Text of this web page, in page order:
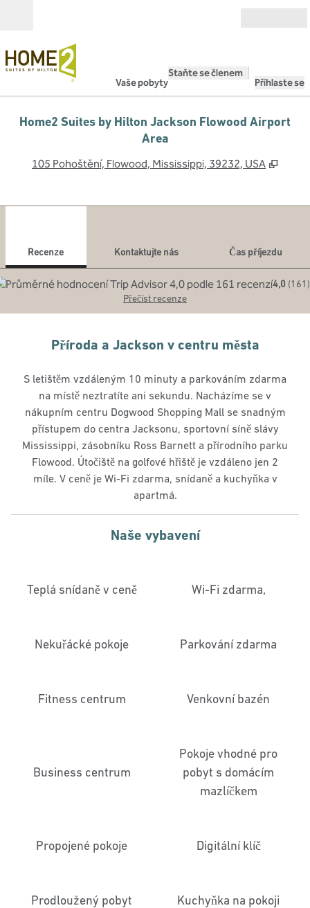
Vaše pobyty
Staňte se členem
Přihlaste se
Home2 Suites by Hilton Jackson Flowood Airport
Area
105 Pohoštění, Flowood, Mississippi, 39232, USA ,
Recenze Kontaktujte nás
Čas příjezdu
4,0 (161)
Přečíst recenze
Příroda a Jackson v centru města
S letištěm vzdáleným 10 minuty a parkováním zdarma
na místě neztratíte ani sekundu. Nacházíme se v
nákupním centru Dogwood Shopping Mall se snadným
přístupem do centra Jacksonu, sportovní síně slávy
Mississippi, zásobníku Ross Barnett a přírodního parku
Flowood. Útočiště na golfové hřiště je vzdáleno jen 2
míle. V ceně je Wi-Fi zdarma, snídaně a kuchyňka v
apartmá.
Naše vybavení
Teplá snídaně v ceně Wi-Fi zdarma,
Nekuřácké pokoje Parkování zdarma
Fitness centrum Venkovní bazén
Business centrum
Pokoje vhodné pro
pobyt s domácím
mazlíčkem
Propojené pokoje Digitální klíč
Prodloužený pobyt Kuchyňka na pokoji